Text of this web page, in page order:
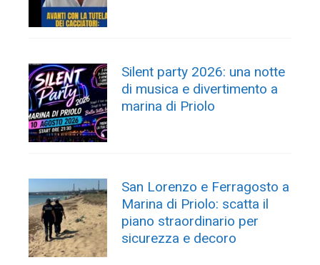
Silent party 2026: una notte
di musica e divertimento a
marina di Priolo
San Lorenzo e Ferragosto a
Marina di Priolo: scatta il
piano straordinario per
sicurezza e decoro